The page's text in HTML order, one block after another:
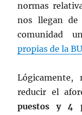
normas
nos llegan de
comunidad
propias de la
reducir el
puestos y 4